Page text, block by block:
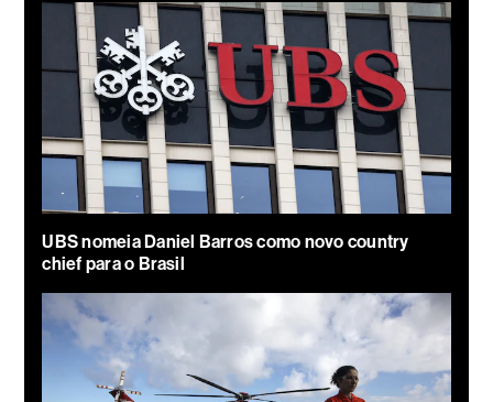
UBS nomeia Daniel Barros como novo country
chief para o Brasil